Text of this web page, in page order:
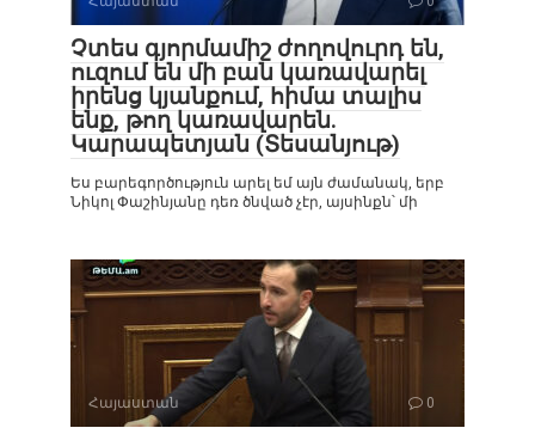
Չտես գյորմամիշ ժողովուրդ են,
ուզում են մի բան կառավարել
իրենց կյանքում, հիմա տալիս
ենք, թող կառավարեն.
Կարապետյան (Տեսանյութ)
Ես բարեգործություն արել եմ այն ժամանակ, երբ
Նիկոլ Փաշինյանը դեռ ծնված չէր, այսինքն՝ մի
Հայաստան 0